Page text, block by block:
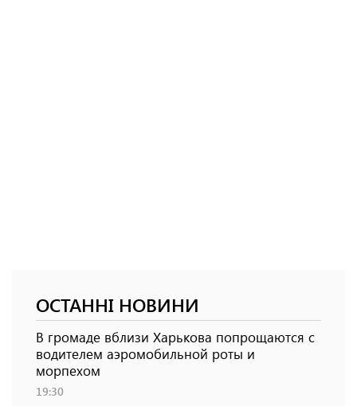
ОСТАННІ НОВИНИ
В громаде вблизи Харькова попрощаются с
водителем аэромобильной роты и
морпехом
19:30